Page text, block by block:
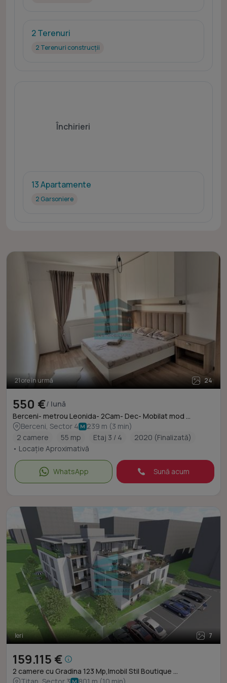
2 Terenuri
2 Terenuri construcții
Închirieri
13 Apartamente
2 Garsoniere
21 ore în urmă 24
550 €/ lună
Berceni- metrou Leonida- 2Cam- Dec- Mobilat mod ...
Berceni, Sector 4
239 m (3 min)
2 camere
55 mp Etaj 3 / 4
2020 (Finalizată)
• Locație Aproximativă
WhatsApp Sună acum
Ieri 7
159.115 €
2 camere cu Gradina 123 Mp,Imobil Stil Boutique ...
Titan, Sector 3
801 m (10 min)